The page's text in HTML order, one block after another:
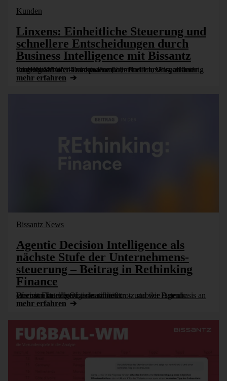
Kunden
Linxens: Einheitliche Steuerung und
schnellere Entscheidungen durch
Business Intelligence mit Bissantz
Ludwig Stüwe, Division Controller bei Linxens, erläutert, wie DeltaMaster Transparenz über Kosten, Margen und Prozesse schafft – und warum verständliche Visualisierung im globalen Wettbewerb eine [...]
mehr erfahren
Bissantz News
Agentic Decision Intelligence als
nächste Stufe der Unter­nehmens­
steuerung – Beitrag in Rethinking
Finance
Warum Finance-Organisationen trotz stabiler Datenbasis an einer strukturellen Lücke scheitern – und wie Agentic Decision Intelligence sie schließt.
mehr erfahren